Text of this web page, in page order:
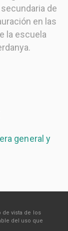
de
en las
la escuela
general y
de vista de los
del uso que